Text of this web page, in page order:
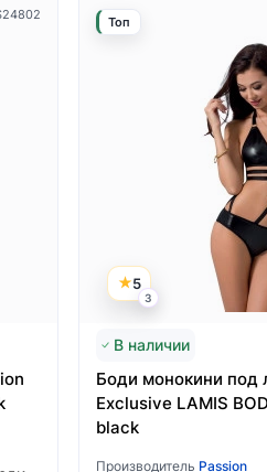
5
3
Топ
В наличии
Боди монокини под
Exclusive LAMIS
black
Производитель Passion